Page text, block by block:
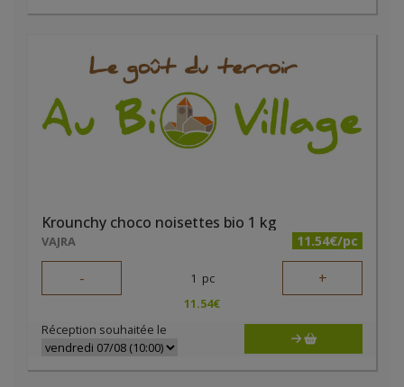
Krounchy choco noisettes bio 1 kg
VAJRA 11.54€/pc
- 1 pc +
11.54€
Réception souhaitée le